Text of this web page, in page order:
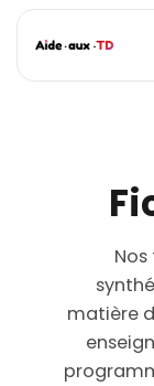
matière